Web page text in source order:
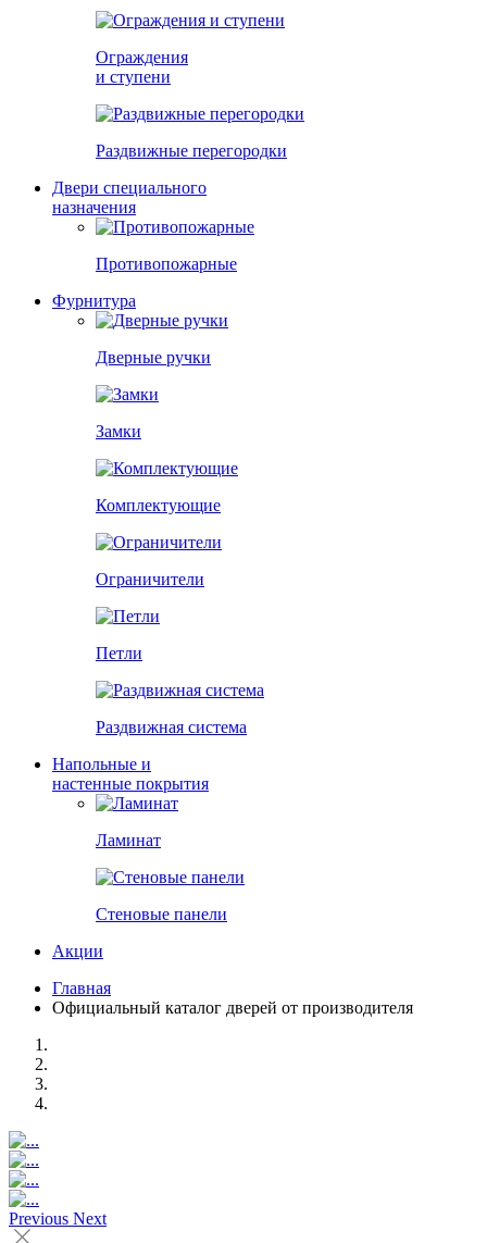
Ограждения
и ступени
Раздвижные перегородки
Двери специального
назначения
Противопожарные
Фурнитура
Дверные ручки
Замки
Комплектующие
Ограничители
Петли
Раздвижная система
Напольные и
настенные покрытия
Ламинат
Стеновые панели
Акции
Главная
Официальный каталог дверей от производителя
Previous Next